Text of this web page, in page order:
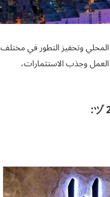
المحلي وتحفيز التطور في مختلف
وجذب الاستثمارات،